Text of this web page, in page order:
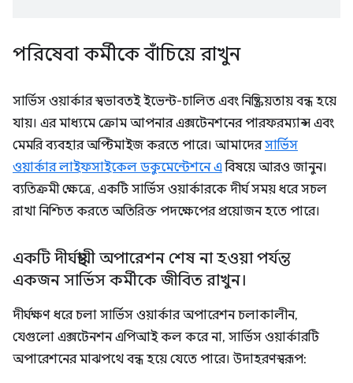
পরিষেবা কর্মীকে বাঁচিয়ে রাখুন
সার্ভিস ওয়ার্কার স্বভাবতই ইভেন্ট-চালিত এবং নিষ্ক্রিয়তায় বন্ধ হয়ে
যায়। এর মাধ্যমে ক্রোম আপনার এক্সটেনশনের পারফরম্যান্স এবং
মেমরি ব্যবহার অপ্টিমাইজ করতে পারে। আমাদেরসার্ভিস
ওয়ার্কার লাইফসাইকেল ডকুমেন্টেশনে এবিষয়ে আরও জানুন।
ব্যতিক্রমী ক্ষেত্রে, একটি সার্ভিস ওয়ার্কারকে দীর্ঘ সময় ধরে সচল
রাখা নিশ্চিত করতে অতিরিক্ত পদক্ষেপের প্রয়োজন হতে পারে।
একটি দীর্ঘস্থায়ী অপারেশন শেষ না হওয়া পর্যন্ত
একজন সার্ভিস কর্মীকে জীবিত রাখুন।
দীর্ঘক্ষণ ধরে চলা সার্ভিস ওয়ার্কার অপারেশন চলাকালীন,
যেগুলো এক্সটেনশন এপিআই কল করে না, সার্ভিস ওয়ার্কারটি
অপারেশনের মাঝপথে বন্ধ হয়ে যেতে পারে। উদাহরণস্বরূপ: